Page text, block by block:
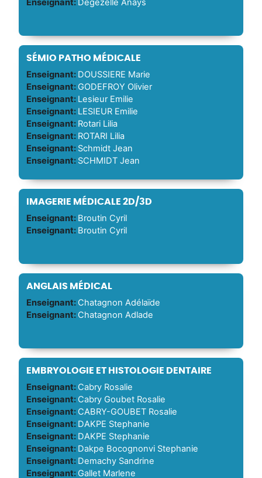
Enseignant: Degezelle Anays
SÉMIO PATHO MÉDICALE
Enseignant: DOUSSIERE Marie
Enseignant: GODEFROY Olivier
Enseignant: Lesieur Emilie
Enseignant: LESIEUR Emilie
Enseignant: Rotari Lilia
Enseignant: ROTARI Lilia
Enseignant: Schmidt Jean
Enseignant: SCHMIDT Jean
IMAGERIE MÉDICALE 2D/3D
Enseignant: Broutin Cyril
Enseignant: Broutin Cyril
ANGLAIS MÉDICAL
Enseignant: Chatagnon Adélaïde
Enseignant: Chatagnon Adlade
EMBRYOLOGIE ET HISTOLOGIE DENTAIRE
Enseignant: Cabry Rosalie
Enseignant: Cabry Goubet Rosalie
Enseignant: CABRY-GOUBET Rosalie
Enseignant: DAKPE Stephanie
Enseignant: DAKPE Stephanie
Enseignant: Dakpe Bocognonvi Stephanie
Enseignant: Demachy Sandrine
Enseignant: Gallet Marlene